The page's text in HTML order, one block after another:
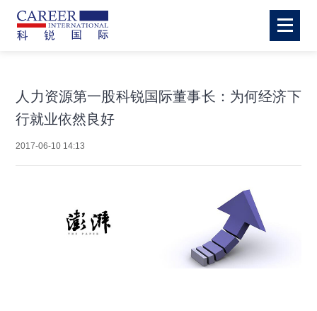
人力资源第一股科锐国际董事长：为何经济下
行就业依然良好
2017-06-10 14:13